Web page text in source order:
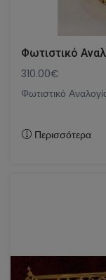
Φωτιστικό
310.00€
Φωτιστικό
Περισσότερα